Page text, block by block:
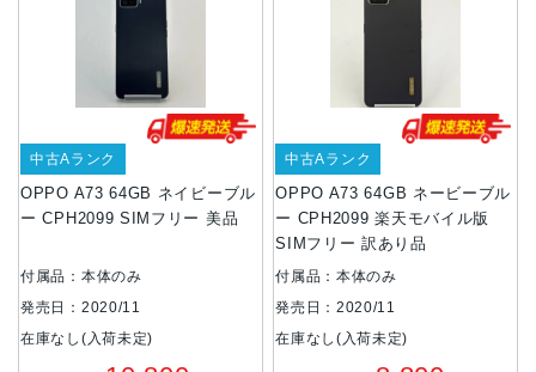
OPPO A73 64GB ネイビーブル
ー CPH2099 SIMフリー 美品
中古Aランク
付属品：本体のみ
発売日：2020/11
在庫なし(入荷未定)
OPPO A73 64GB ネービーブル
ー CPH2099 楽天モバイル版
SIMフリー 訳あり品
中古Aランク
付属品：本体のみ
発売日：2020/11
在庫なし(入荷未定)